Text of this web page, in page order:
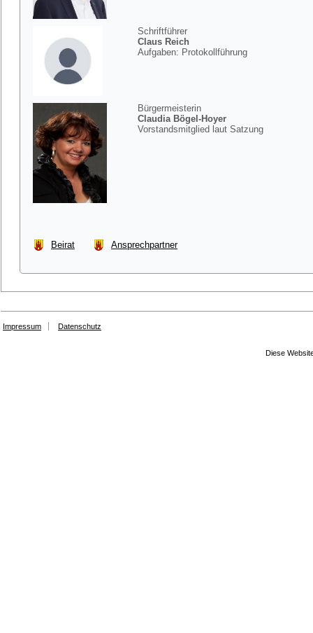
Schriftführer
Claus Reich
Aufgaben: Protokollführung
Bürgermeisterin
Claudia Bögel-Hoyer
Vorstandsmitglied laut Satzung
Beirat Ansprechpartner
Impressum Datenschutz
Diese